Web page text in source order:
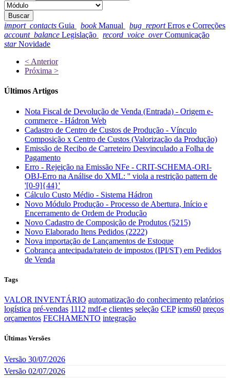
Buscar
import_contacts Guia bookManual bug_reportErros e Correções
account_balance Legislação record_voice_overComunicação
starNovidade
< Anterior
Próxima >
Últimos Artigos
Nota Fiscal de Devolução de Venda (Entrada) - Origem e-
commerce - Hádron Web
Cadastro de Centro de Custos de Produção - Vínculo
Composição x Centro de Custos (Valorização da Produção)
Emissão de Recibo de Carreteiro Desvinculado a Folha de
Pagamento
Erro - Rejeição na Emissão NFe - CRIT-SCHEMA-ORI-
OBJ-Erro na Análise do XML: '' viola a restrição pattern de
'[0-9]{44}'
Cálculo Custo Médio - Sistema Hádron
Novo Módulo Produção - Processo de Abertura, Início e
Encerramento de Ordem de Produção
Novo Cadastro de Composição de Produtos (5215)
Novo Elaborado Itens Pedidos (2222)
Nova importação de Lançamentos de Estoque
Cobrança antecipada/rateio de impostos (IPI/ST) em Pedidos
de Venda
Tags
VALOR INVENTÁRIO automatização do conhecimento relatórios
logística pré-vendas 1112 mdf-e clientes seleção CEP icms60 preços
orçamentos FECHAMENTO integração
Últimas Versões
Versão 30/07/2026
Versão 02/07/2026